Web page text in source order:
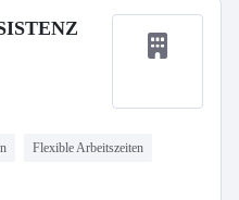
Flexible Arbeitszeiten